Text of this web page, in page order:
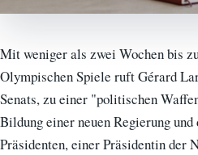
Mit weniger als zwei Wochen bis
Olympischen Spiele ruft Gérard
Senats, zu einer "politischen
Bildung einer neuen Regierung
Präsidenten, einer Präsidentin der